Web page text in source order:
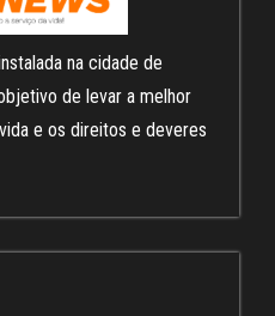
na cidade de
de levar a melhor
e os direitos e deveres